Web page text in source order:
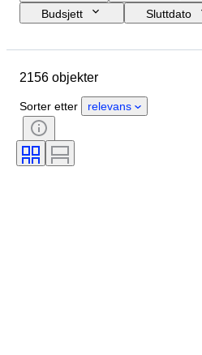
Budsjett
Sluttdato
Kjønn
Æra
Tilbehør inkludert
Modell
2156 objekter
Sorter etter relevans